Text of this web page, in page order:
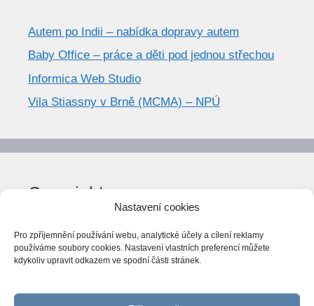
Nastavení cookies
Pro zpříjemnění používání webu, analytické účely a cílení reklamy
používáme soubory cookies. Nastavení vlastních preferencí můžete
kdykoliv upravit odkazem ve spodní části stránek.
Autem po Indii – nabídka dopravy autem
Baby Office – práce a děti pod jednou střechou
Informica Web Studio
Vila Stiassny v Brně (MCMA) – NPÚ
Copyright
© World Trend 2014-2026
Všechna práva vyhrazena.
CC BY-NC 4.0